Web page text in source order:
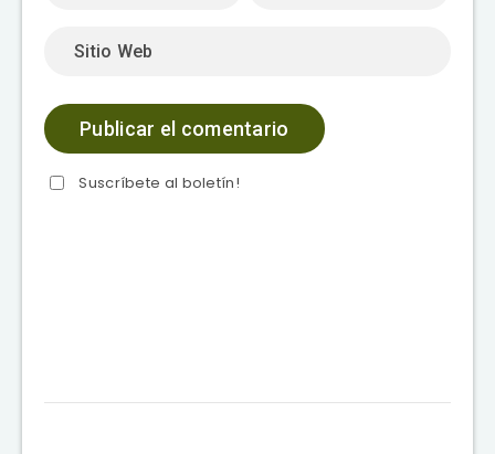
Suscríbete al boletín!